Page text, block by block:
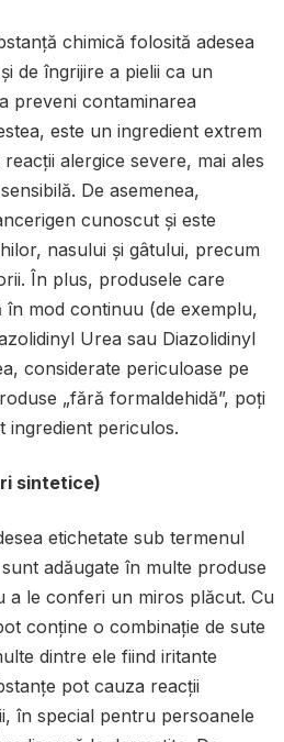
chimică folosită adesea
de îngrijire a pielii ca un
preveni contaminarea
este un ingredient extrem
alergice severe, mai ales
De asemenea,
cunoscut și este
nasului și gâtului, precum
În plus, produsele care
în mod continuu (de exemplu,
Urea sau Diazolidinyl
considerate periculoase pe
„fără formaldehidă”, poți
ingredient periculos.
sintetice)
etichetate sub termenul
adăugate în multe produse
a le conferi un miros plăcut. Cu
conține o combinație de sute
dintre ele fiind iritante
pot cauza reacții
în special pentru persoanele